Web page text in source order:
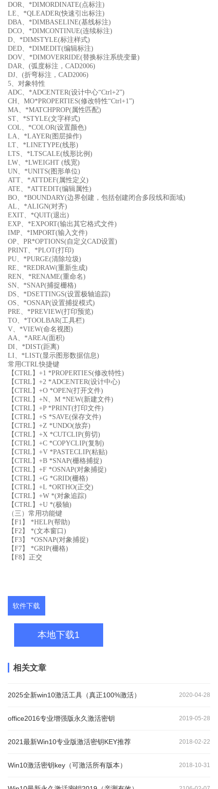
DOR、*DIMORDINATE(点标注)
LE、*QLEADER(快速引出标注)
DBA、*DIMBASELINE(基线标注)
DCO、*DIMCONTINUE(连续标注)
D、*DIMSTYLE(标注样式)
DED、*DIMEDIT(编辑标注)
DOV、*DIMOVERRIDE(替换标注系统变量)
DAR、(弧度标注，CAD2006)
DJ、(折弯标注，CAD2006)
5、对象特性
ADC、*ADCENTER(设计中心“Ctrl+2”)
CH、MO*PROPERTIES(修改特性“Ctrl+1”)
MA、*MATCHPROP(属性匹配)
ST、*STYLE(文字样式)
COL、*COLOR(设置颜色)
LA、*LAYER(图层操作)
LT、*LINETYPE(线形)
LTS、*LTSCALE(线形比例)
LW、*LWEIGHT (线宽)
UN、*UNITS(图形单位)
ATT、*ATTDEF(属性定义)
ATE、*ATTEDIT(编辑属性)
BO、*BOUNDARY(边界创建，包括创建闭合多段线和面域)
AL、*ALIGN(对齐)
EXIT、*QUIT(退出)
EXP、*EXPORT(输出其它格式文件)
IMP、*IMPORT(输入文件)
OP、PR*OPTIONS(自定义CAD设置)
PRINT、*PLOT(打印)
PU、*PURGE(清除垃圾)
RE、*REDRAW(重新生成)
REN、*RENAME(重命名)
SN、*SNAP(捕捉栅格)
DS、*DSETTINGS(设置极轴追踪)
OS、*OSNAP(设置捕捉模式)
PRE、*PREVIEW(打印预览)
TO、*TOOLBAR(工具栏)
V、*VIEW(命名视图)
AA、*AREA(面积)
DI、*DIST(距离)
LI、*LIST(显示图形数据信息)
常用CTRL快捷键
【CTRL】+1 *PROPERTIES(修改特性)
【CTRL】+2 *ADCENTER(设计中心)
【CTRL】+O *OPEN(打开文件)
【CTRL】+N、M *NEW(新建文件)
【CTRL】+P *PRINT(打印文件)
【CTRL】+S *SAVE(保存文件)
【CTRL】+Z *UNDO(放弃)
【CTRL】+X *CUTCLIP(剪切)
【CTRL】+C *COPYCLIP(复制)
【CTRL】+V *PASTECLIP(粘贴)
【CTRL】+B *SNAP(栅格捕捉)
【CTRL】+F *OSNAP(对象捕捉)
【CTRL】+G *GRID(栅格)
【CTRL】+L *ORTHO(正交)
【CTRL】+W *(对象追踪)
【CTRL】+U *(极轴)
（三）常用功能键
【F1】 *HELP(帮助)
【F2】 *(文本窗口)
【F3】 *OSNAP(对象捕捉)
【F7】 *GRIP(栅格)
【F8】正交
软件下载
本地下载1
相关文章
2025全新win10激活工具（真正100%激活） 2020-04-28
office2016专业增强版永久激活密钥 2019-05-28
2021最新Win10专业版激活密钥KEY推荐 2018-02-22
Win10激活密钥key（可激活所有版本） 2018-10-31